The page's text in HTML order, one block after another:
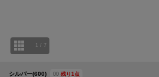
シルバー(600) 00 残り 1点
1 / 7